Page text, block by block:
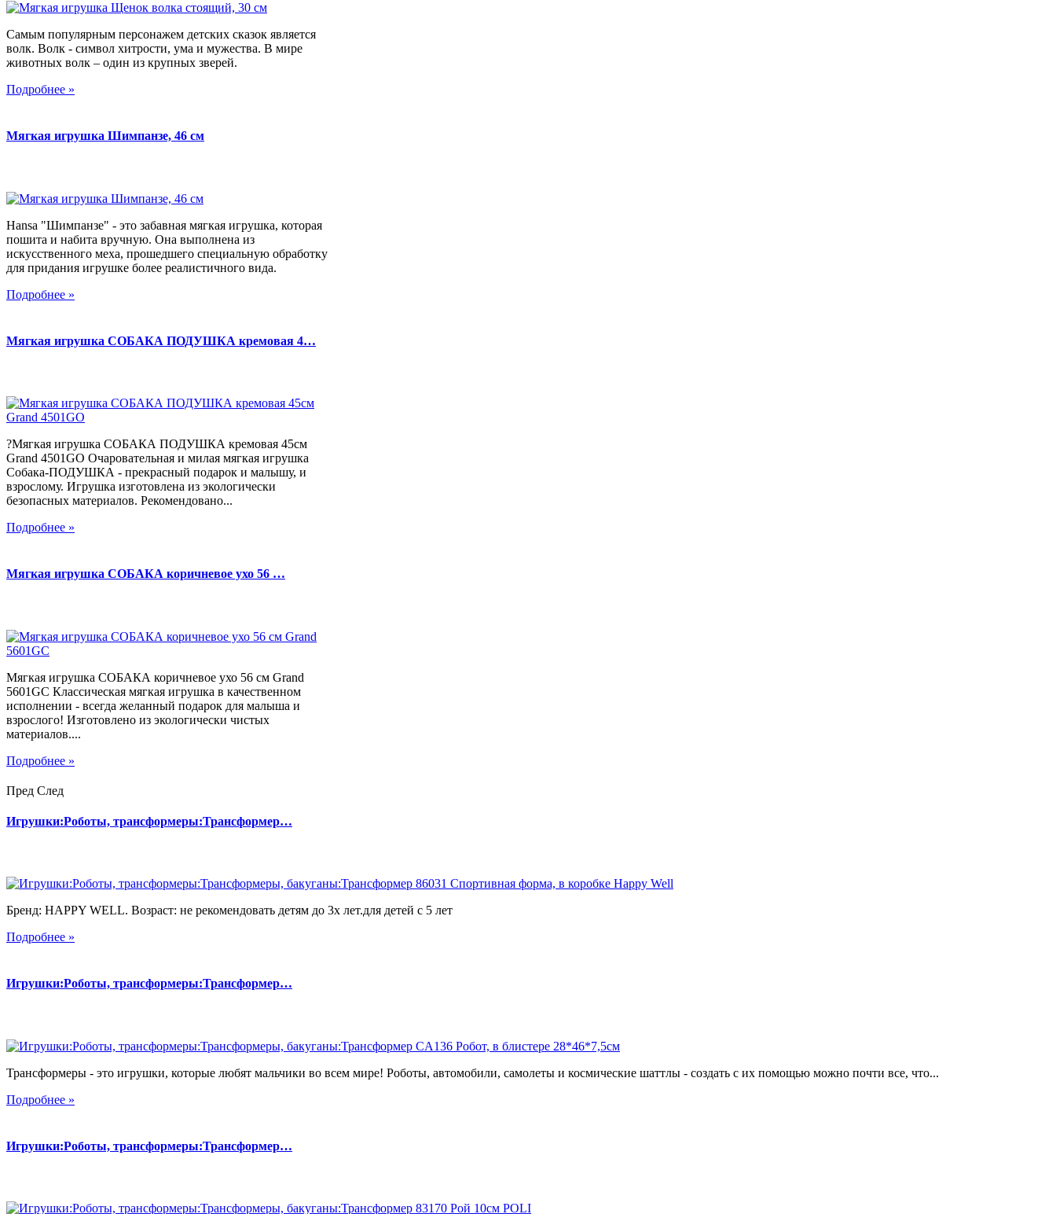
Самым популярным персонажем детских сказок является
волк. Волк - символ хитрости, ума и мужества. В мире
животных волк – один из крупных зверей.
Подробнее »
Мягкая игрушка Шимпанзе, 46 см
Hansa "Шимпанзе" - это забавная мягкая игрушка, которая
пошита и набита вручную. Она выполнена из
искусственного меха, прошедшего специальную обработку
для придания игрушке более реалистичного вида.
Подробнее »
Мягкая игрушка СОБАКА ПОДУШКА кремовая 4…
?Мягкая игрушка СОБАКА ПОДУШКА кремовая 45см
Grand 4501GO Очаровательная и милая мягкая игрушка
Собака-ПОДУШКА - прекрасный подарок и малышу, и
взрослому. Игрушка изготовлена из экологически
безопасных материалов. Рекомендовано...
Подробнее »
Мягкая игрушка СОБАКА коричневое ухо 56 …
Мягкая игрушка СОБАКА коричневое ухо 56 см Grand
5601GC Классическая мягкая игрушка в качественном
исполнении - всегда желанный подарок для малыша и
взрослого! Изготовлено из экологически чистых
материалов....
Подробнее »
Пред След
Игрушки:Роботы, трансформеры:Трансформер…
Бренд: HAPPY WELL. Возраст: не рекомендовать детям до 3х лет.для детей с 5 лет
Подробнее »
Игрушки:Роботы, трансформеры:Трансформер…
Трансформеры - это игрушки, которые любят мальчики во всем мире! Роботы, автомобили, самолеты и космические шаттлы - создать с их помощью можно почти все, что...
Подробнее »
Игрушки:Роботы, трансформеры:Трансформер…